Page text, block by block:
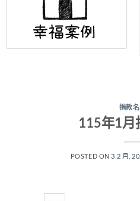
捐款
115年1月
POSTED ON3 2 月,